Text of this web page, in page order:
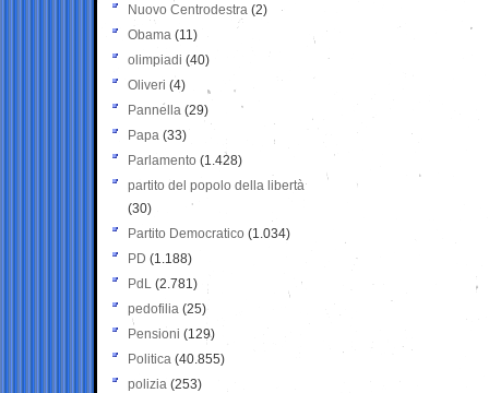
Nuovo Centrodestra (2)
Obama (11)
olimpiadi (40)
Oliveri (4)
Pannella (29)
Papa (33)
Parlamento (1.428)
partito del popolo della libertà
(30)
Partito Democratico (1.034)
PD (1.188)
PdL (2.781)
pedofilia (25)
Pensioni (129)
Politica (40.855)
polizia (253)